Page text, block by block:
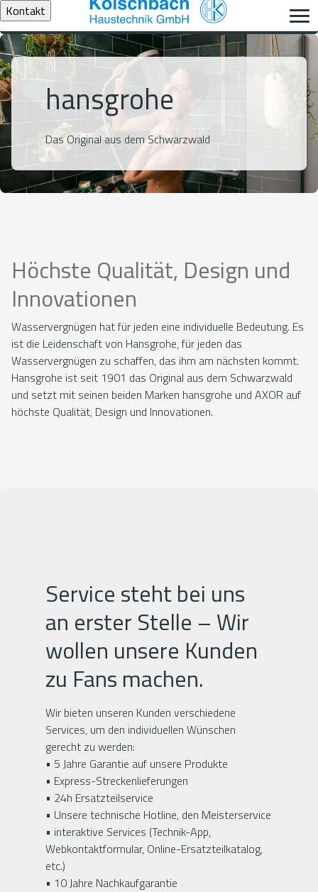
Kontakt
hansgrohe
Das Original aus dem Schwarzwald
Höchste Qualität, Design und
Innovationen
Wasservergnügen hat für jeden eine individuelle Bedeutung. Es
ist die Leidenschaft von Hansgrohe, für jeden das
Wasservergnügen zu schaffen, das ihm am nächsten kommt.
Hansgrohe ist seit 1901 das Original aus dem Schwarzwald
und setzt mit seinen beiden Marken hansgrohe und AXOR auf
höchste Qualität, Design und Innovationen.
Service steht bei uns
an erster Stelle – Wir
wollen unsere Kunden
zu Fans machen.
Wir bieten unseren Kunden verschiedene
Services, um den individuellen Wünschen
gerecht zu werden:
• 5 Jahre Garantie auf unsere Produkte
• Express-Streckenlieferungen
• 24h Ersatzteilservice
• Unsere technische Hotline, den Meisterservice
• interaktive Services (Technik-App,
Webkontaktformular, Online-Ersatzteilkatalog,
etc.)
• 10 Jahre Nachkaufgarantie